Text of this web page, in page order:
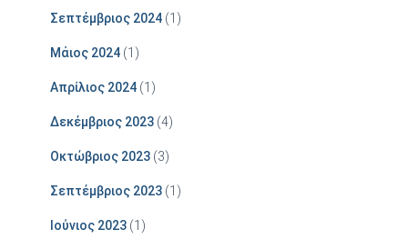
Σεπτέμβριος 2024 (1)
Μάιος 2024 (1)
Απρίλιος 2024 (1)
Δεκέμβριος 2023 (4)
Οκτώβριος 2023 (3)
Σεπτέμβριος 2023 (1)
Ιούνιος 2023 (1)